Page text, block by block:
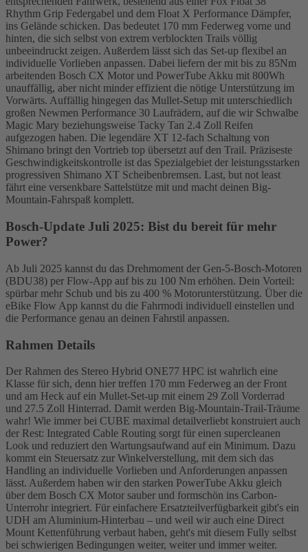
Rhythm Grip Federgabel und dem Float X Performance Dämpfer,
ins Gelände schicken. Das bedeutet 170 mm Federweg vorne und
hinten, die sich selbst von extrem verblockten Trails völlig
unbeeindruckt zeigen. Außerdem lässt sich das Set-up flexibel an
individuelle Vorlieben anpassen. Dabei liefern der mit bis zu 85Nm
arbeitenden Bosch CX Motor und PowerTube Akku mit 800Wh
unauffällig, aber nicht minder effizient die nötige Unterstützung im
Vorwärts. Auffällig hingegen das Mullet-Setup mit unterschiedlich
großen Newmen Performance 30 Laufrädern, auf die wir Schwalbe
Magic Mary beziehungsweise Tacky Tan 2.4 Zoll Reifen
aufgezogen haben. Die legendäre XT 12-fach Schaltung von
Shimano bringt den Vortrieb top übersetzt auf den Trail. Präziseste
Geschwindigkeitskontrolle ist das Spezialgebiet der leistungsstarken
progressiven Shimano XT Scheibenbremsen. Last, but not least
fährt eine versenkbare Sattelstütze mit und macht deinen Big-
Mountain-Fahrspaß komplett.
Bosch-Update Juli 2025: Bist du bereit für mehr
Power?
Ab Juli 2025 kannst du das Drehmoment der Gen-5-Bosch-Motoren
(BDU38) per Flow-App auf bis zu 100 Nm erhöhen. Dein Vorteil:
spürbar mehr Schub und bis zu 400 % Motorunterstützung. Über die
eBike Flow App kannst du die Fahrmodi individuell einstellen und
die Performance genau an deinen Fahrstil anpassen.
Rahmen Details
Der Rahmen des Stereo Hybrid ONE77 HPC ist wahrlich eine
Klasse für sich, denn hier treffen 170 mm Federweg an der Front
und am Heck auf ein Mullet-Set-up mit einem 29 Zoll Vorderrad
und 27.5 Zoll Hinterrad. Damit werden Big-Mountain-Trail-Träume
wahr! Wie immer bei CUBE maximal detailverliebt konstruiert auch
der Rest: Integrated Cable Routing sorgt für einen supercleanen
Look und reduziert den Wartungsaufwand auf ein Minimum. Dazu
kommt ein Steuersatz zur Winkelverstellung, mit dem sich das
Handling an individuelle Vorlieben und Anforderungen anpassen
lässt. Außerdem haben wir den starken PowerTube Akku gleich
über dem Bosch CX Motor sauber und formschön ins Carbon-
Unterrohr integriert. Für einfachere Ersatzteilverfügbarkeit gibt's ein
UDH am Aluminium-Hinterbau – und weil wir auch eine Direct
Mount Kettenführung verbaut haben, geht's mit diesem Fully selbst
bei schwierigen Bedingungen weiter, weiter und immer weiter.